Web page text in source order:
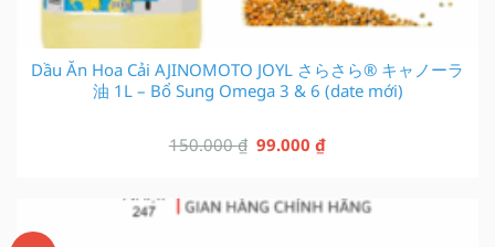
Dầu Ăn Hoa Cải AJINOMOTO JOYL さらさら® キャノーラ
油 1L – Bổ Sung Omega 3 & 6 (date mới)
150.000₫ Giá
là:
99.000₫Giá
tại